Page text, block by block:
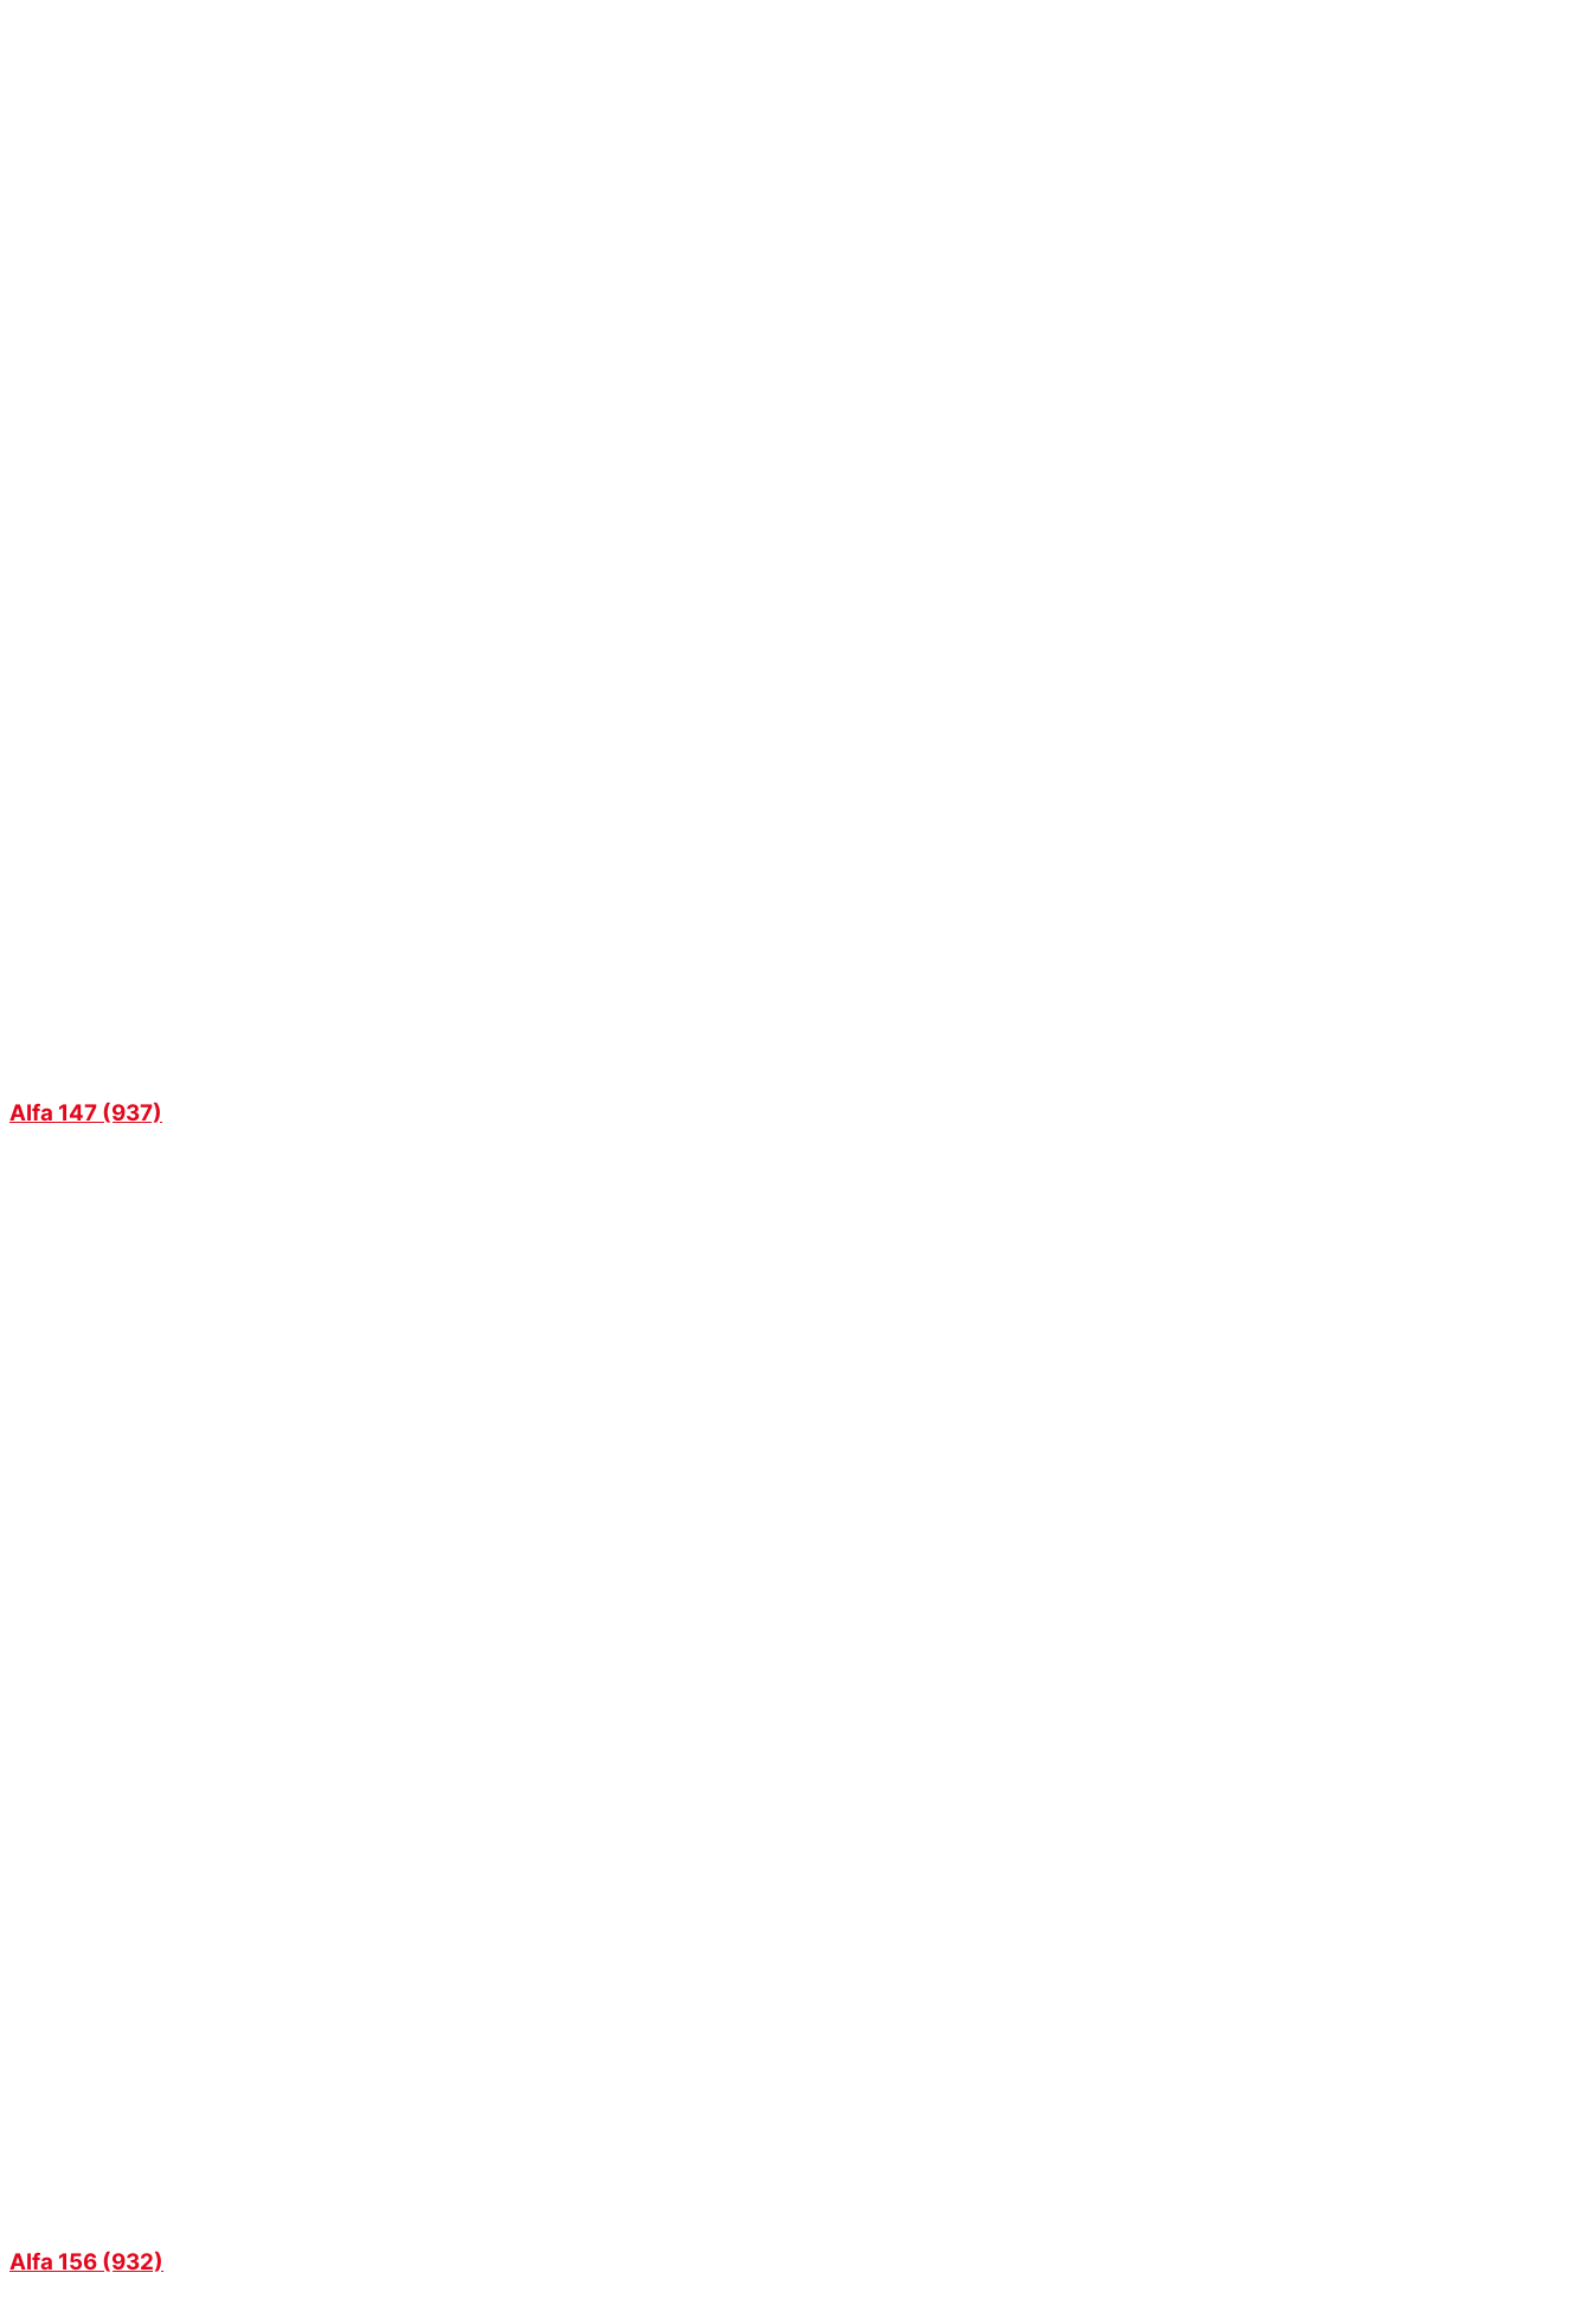
Alfa 147 (937)
Alfa 156 (932)